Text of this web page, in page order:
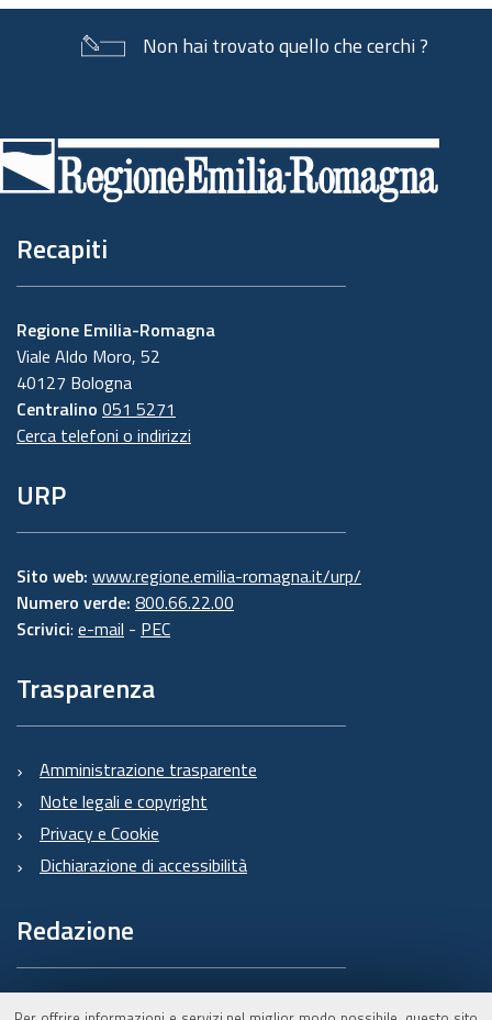
Non hai trovato quello che cerchi ?
di
pagina
Recapiti
Regione Emilia-Romagna
Viale Aldo Moro, 52
40127 Bologna
Centralino 051 5271
Cerca telefoni o indirizzi
URP
Sito web: www.regione.emilia-romagna.it/urp/
Numero verde: 800.66.22.00
Scrivici: e-mail - PEC
Trasparenza
Amministrazione trasparente
Note legali e copyright
Privacy e Cookie
Dichiarazione di accessibilità
Redazione
Informazioni sul Burert